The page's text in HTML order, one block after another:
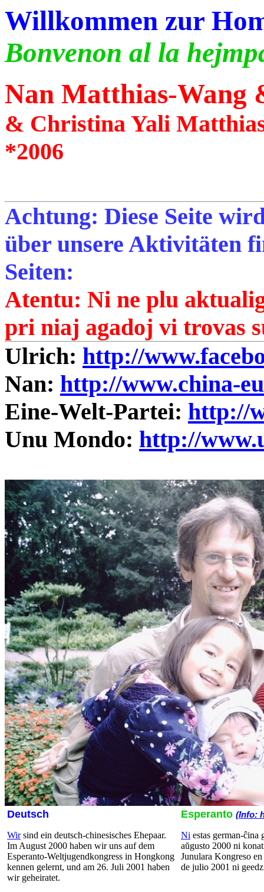
Willkommen zur
Bonvenon al la
Nan Matthias-
& Christina Yali
*2006
Achtung: Diese Seite
über unsere Aktivitäten
Seiten:
Atentu: Ni ne plu
pri niaj agadoj vi trovas
Ulrich: http://
Nan: http://www.china-
Eine-Welt-Partei: http://
Unu Mondo: http://
Deutsch
Wirsind ein deutsch-chinesisches Ehepaar.
Im August 2000 haben wir uns auf dem
Esperanto-Weltjugendkongress in Hongkong
kennen gelernt, und am 26. Juli 2001 haben
wir geheiratet.
Esperanto (Info:
Ni estas german-ĉina
aŭgusto 2000 ni
Junulara Kongreso
de julio 2001 ni